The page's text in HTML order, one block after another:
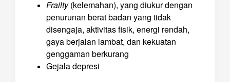
Frailty(kelemahan), yang diukur dengan
penurunan berat badan yang tidak
disengaja, aktivitas fisik, energi rendah,
gaya berjalan lambat, dan kekuatan
genggaman berkurang
Gejala depresi